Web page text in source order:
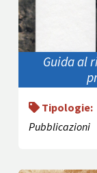
Guida al
Tipologie:
Pubblicazioni